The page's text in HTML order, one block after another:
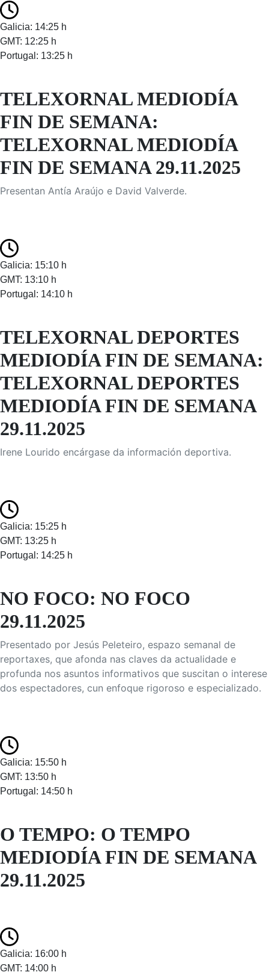
Galicia: 14:25 h
GMT: 12:25 h
Portugal: 13:25 h
TELEXORNAL MEDIODÍA
FIN DE SEMANA:
TELEXORNAL MEDIODÍA
FIN DE SEMANA 29.11.2025
Presentan Antía Araújo e David Valverde.
Galicia: 15:10 h
GMT: 13:10 h
Portugal: 14:10 h
TELEXORNAL DEPORTES
MEDIODÍA FIN DE SEMANA:
TELEXORNAL DEPORTES
MEDIODÍA FIN DE SEMANA
29.11.2025
Irene Lourido encárgase da información deportiva.
Galicia: 15:25 h
GMT: 13:25 h
Portugal: 14:25 h
NO FOCO: NO FOCO
29.11.2025
Presentado por Jesús Peleteiro, espazo semanal de
reportaxes, que afonda nas claves da actualidade e
profunda nos asuntos informativos que suscitan o interese
dos espectadores, cun enfoque rigoroso e especializado.
Galicia: 15:50 h
GMT: 13:50 h
Portugal: 14:50 h
O TEMPO: O TEMPO
MEDIODÍA FIN DE SEMANA
29.11.2025
Galicia: 16:00 h
GMT: 14:00 h